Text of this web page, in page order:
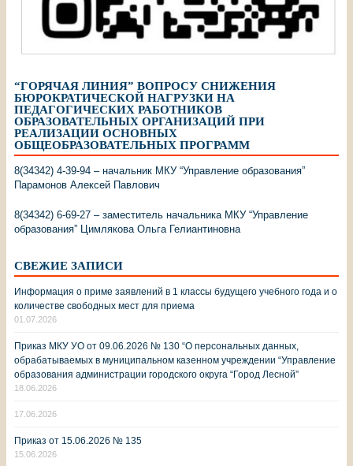
“ГОРЯЧАЯ ЛИНИЯ” ВОПРОСУ СНИЖЕНИЯ
БЮРОКРАТИЧЕСКОЙ НАГРУЗКИ НА
ПЕДАГОГИЧЕСКИХ РАБОТНИКОВ
ОБРАЗОВАТЕЛЬНЫХ ОРГАНИЗАЦИЙ ПРИ
РЕАЛИЗАЦИИ ОСНОВНЫХ
ОБЩЕОБРАЗОВАТЕЛЬНЫХ ПРОГРАММ
8(34342) 4-39-94 – начальник МКУ “Управление образования”
Парамонов Алексей Павлович
8(34342) 6-69-27 – заместитель начальника МКУ “Управление
образования” Цимлякова Ольга Гелиантиновна
СВЕЖИЕ ЗАПИСИ
Информация о приме заявлений в 1 классы будущего учебного года и о
количестве свободных мест для приема
01.07.2026
Приказ МКУ УО от 09.06.2026 № 130 “О персональных данных,
обрабатываемых в муниципальном казенном учреждении “Управление
образования администрации городского округа “Город Лесной”
18.06.2026
17.06.2026
Приказ от 15.06.2026 № 135
15.06.2026